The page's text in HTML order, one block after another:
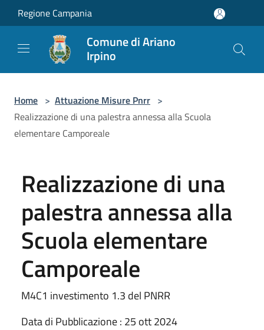
Salta al contenuto principale
Regione Campania
Comune di Ariano
Irpino
Home > Attuazione Misure Pnrr >
Realizzazione di una palestra annessa alla Scuola
elementare Camporeale
Realizzazione di una
palestra annessa alla
Scuola elementare
Camporeale
M4C1 investimento 1.3 del PNRR
Data di Pubblicazione : 25 ott 2024